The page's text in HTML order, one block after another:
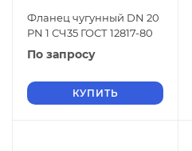
Фланец чугунный DN 20
PN 1 СЧ35 ГОСТ 12817-80
По запросу
КУПИТЬ